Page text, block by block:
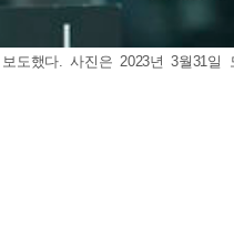
도했다. 사진은 2023년 3월31